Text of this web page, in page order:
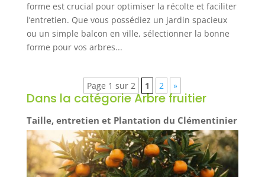
forme est crucial pour optimiser la récolte et faciliter
l’entretien. Que vous possédiez un jardin spacieux
ou un simple balcon en ville, sélectionner la bonne
forme pour vos arbres...
Page 1 sur 2 1 2 »
Dans la catégorie Arbre fruitier
Taille, entretien et Plantation du Clémentinier